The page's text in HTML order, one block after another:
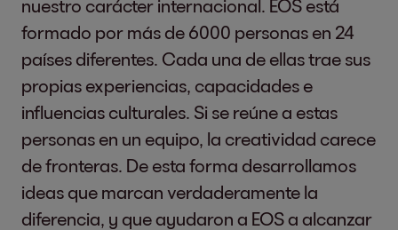
nuestro carácter internacional. EOS está
formado por más de 6000 personas en 24
países diferentes. Cada una de ellas trae sus
propias experiencias, capacidades e
influencias culturales. Si se reúne a estas
personas en un equipo, la creatividad carece
de fronteras. De esta forma desarrollamos
ideas que marcan verdaderamente la
diferencia, y que ayudaron a EOS a alcanzar